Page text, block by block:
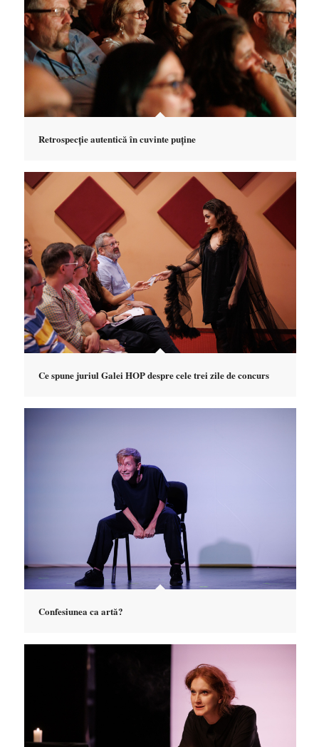
Retrospecție autentică în cuvinte puține
Ce spune juriul Galei HOP despre cele trei zile de concurs
Confesiunea ca artă?